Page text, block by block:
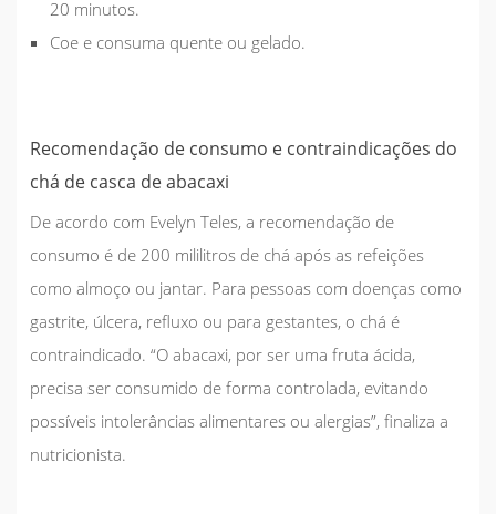
20 minutos.
Coe e consuma quente ou gelado.
Recomendação de consumo e contraindicações do
chá de casca de abacaxi
De acordo com Evelyn Teles, a recomendação de
consumo é de 200 mililitros de chá após as refeições
como almoço ou jantar. Para pessoas com doenças como
gastrite, úlcera, refluxo ou para gestantes, o chá é
contraindicado. “O abacaxi, por ser uma fruta ácida,
precisa ser consumido de forma controlada, evitando
possíveis intolerâncias alimentares ou alergias”, finaliza a
nutricionista.